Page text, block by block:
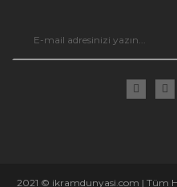
2021 © ikramdunyasi.com | Tüm